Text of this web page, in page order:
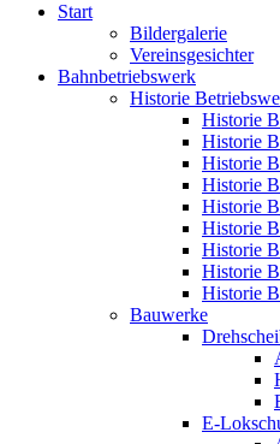
Start
Bildergalerie
Vereinsgesichter
Bahnbetriebswerk
Historie
Historie
Historie
Historie
Historie
Historie
Historie
Historie
Historie
Historie
Bauwerke
E-